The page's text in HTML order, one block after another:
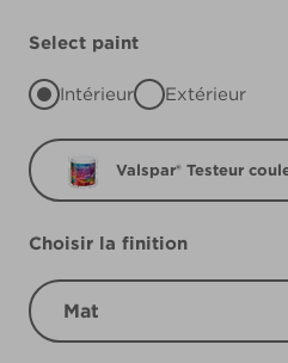
Select paint
Intérieur Extérieur
Valspar® Testeur
Choisir la finition
Mat